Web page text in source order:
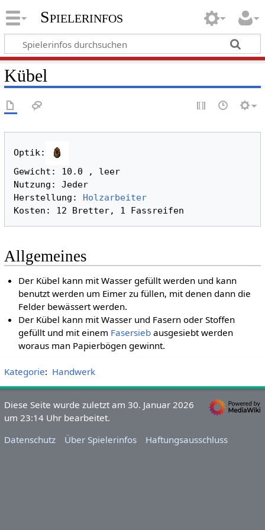
Spielerinfos
Kübel
Optik:
Gewicht: 10.0 , leer
Nutzung: Jeder
Herstellung: Holzarbeiter
Allgemeines
Der Kübel kann mit Wasser gefüllt werden und kann
benutzt werden um Eimer zu füllen, mit denen dann die
Felder bewässert werden.
Der Kübel kann mit Wasser und Fasern oder Stoffen
gefüllt und mit einem Fasersieb ausgesiebt werden
woraus man Papierbögen gewinnt.
Kategorie: Handwerk
Diese Seite wurde zuletzt am 30. Januar 2026
um 23:14 Uhr bearbeitet.
Datenschutz
Über Spielerinfos Haftungsausschluss